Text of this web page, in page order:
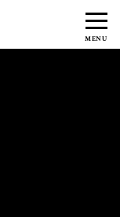
MENU
ローカ